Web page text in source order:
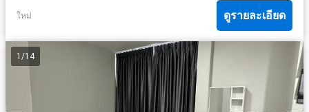
ใหม่ ดูรายละเอียด
1 /14